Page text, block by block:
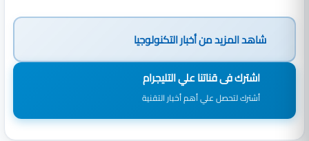
شاهد المزيد منأخبار التكنولوجيا
اشترك فى قناتنا علي التليجرام
أشترك لتحصل علي أهم أخبار التقنية